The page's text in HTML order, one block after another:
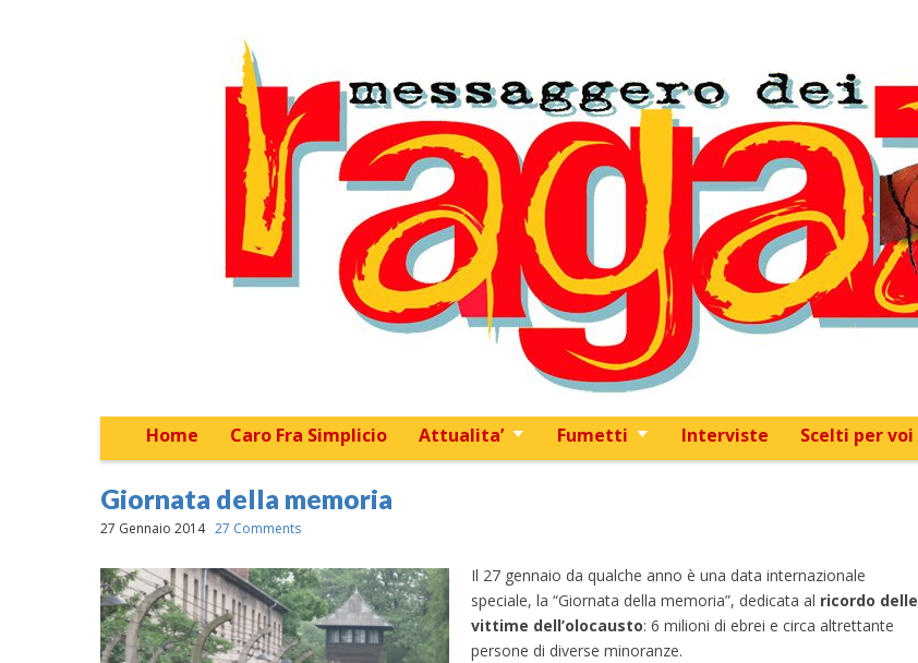
Skip to content
Home Caro Fra Simplicio Attualita’ Fumetti Interviste Scelti per voi
Sub menu
Giornata della memoria
27 Gennaio 2014 27 Comments
Il 27 gennaio da qualche anno è una data internazionale
speciale, la “Giornata della memoria”, dedicata al ricordo delle
vittime dell’olocausto: 6 milioni di ebrei e circa altrettante
persone di diverse minoranze.